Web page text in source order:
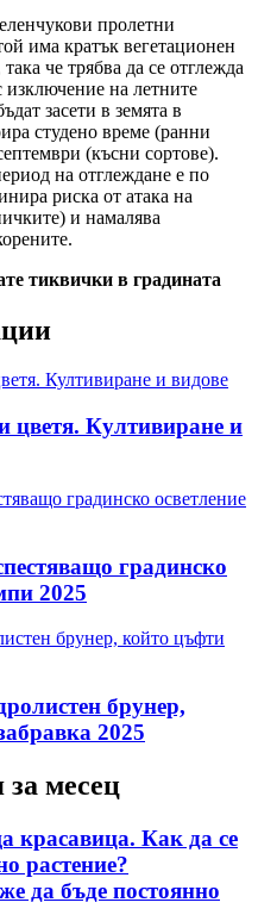
пролетни
има кратък вегетационен
че трябва да се отглежда
изключение на летните
засети в земята в
студено време (ранни
(късни сортове).
на отглеждане е по
риска от атака на
и намалява
тиквички в градината
цветя. Култивиране и
градинско
2025
брунер,
2025
месец
красавица. Как да се
растение?
да бъде постоянно